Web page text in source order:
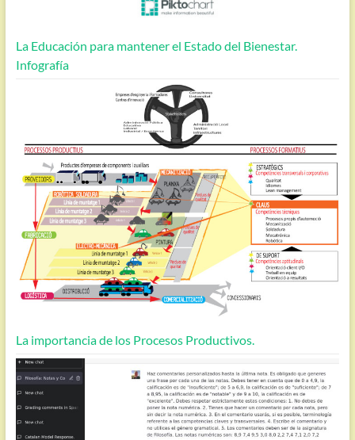
La Educación para mantener el Estado del Bienestar.
Infografía
La importancia de los Procesos Productivos.